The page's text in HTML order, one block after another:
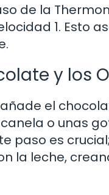
de la
1. Esto
y los
el
o unas
paso es
la leche,